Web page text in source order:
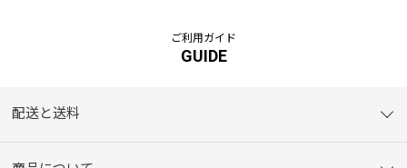
ご利用ガイド
GUIDE
配送と送料